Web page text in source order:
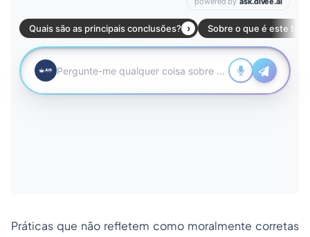
Práticas que não refletem como moralmente corretas